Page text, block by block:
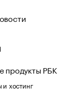
продукты РБК
хостинг